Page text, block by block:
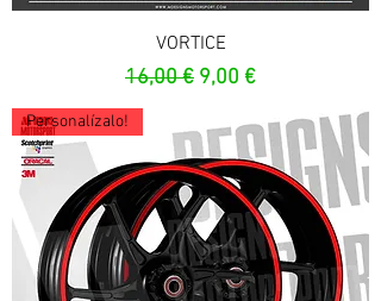
VORTICE
Prezzo regolare
16,00 € Prezzo scontato
9,00 €
Personalízalo!